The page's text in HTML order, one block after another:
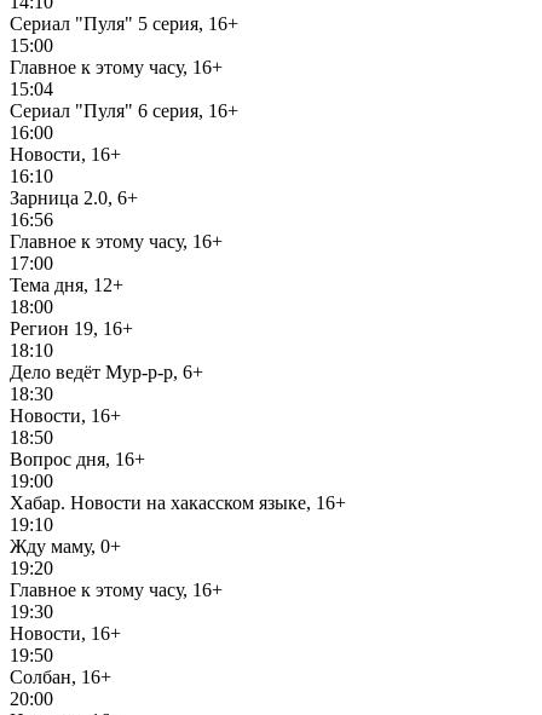
Сериал "Пуля" 5 серия, 16+
15:00
Главное к этому часу, 16+
15:04
Сериал "Пуля" 6 серия, 16+
16:00
Новости, 16+
16:10
Зарница 2.0, 6+
16:56
Главное к этому часу, 16+
17:00
Тема дня, 12+
18:00
Регион 19, 16+
18:10
Дело ведёт Мур-р-р, 6+
18:30
Новости, 16+
18:50
Вопрос дня, 16+
19:00
Хабар. Новости на хакасском языке, 16+
19:10
Жду маму, 0+
19:20
Главное к этому часу, 16+
19:30
Новости, 16+
19:50
Солбан, 16+
20:00